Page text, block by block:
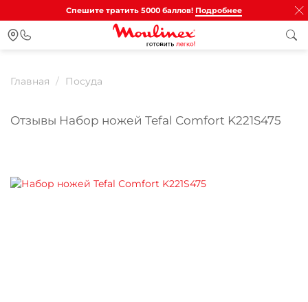
Спешите тратить 5000 баллов! Подробнее
Главная Посуда
Отзывы Набор ножей Tefal Сomfort K221S475